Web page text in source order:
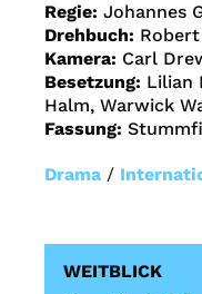
Regie: Johannes
Drehbuch:
Kamera: Carl
Besetzung: Lilian
Halm, Warwick
Fassung:
Drama /
WEITBLICK